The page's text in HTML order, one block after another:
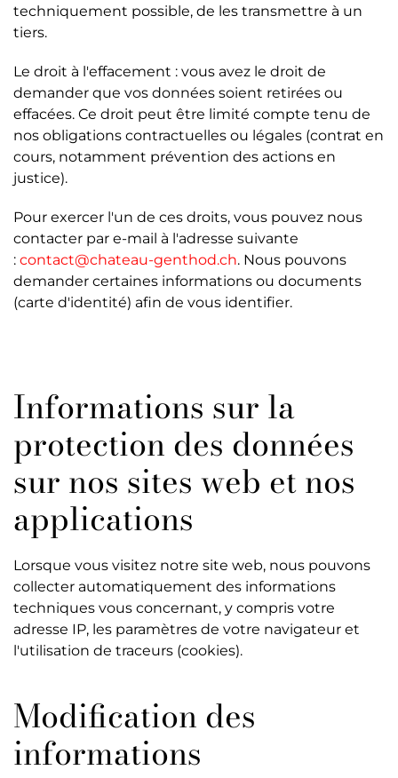
techniquement possible, de les transmettre à un
tiers.
Le droit à l'effacement : vous avez le droit de
demander que vos données soient retirées ou
effacées. Ce droit peut être limité compte tenu de
nos obligations contractuelles ou légales (contrat en
cours, notamment prévention des actions en
justice).
Pour exercer l'un de ces droits, vous pouvez nous
contacter par e-mail à l'adresse suivante
: contact@chateau-genthod.ch. Nous pouvons
demander certaines informations ou documents
(carte d'identité) afin de vous identifier.
Informations sur la
protection des données
sur nos sites web et nos
applications
Lorsque vous visitez notre site web, nous pouvons
collecter automatiquement des informations
techniques vous concernant, y compris votre
adresse IP, les paramètres de votre navigateur et
l'utilisation de traceurs (cookies).
Modification des
informations